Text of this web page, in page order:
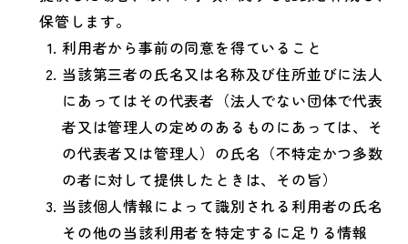
保管します。
利用者から事前の同意を得ていること
当該第三者の氏名又は名称及び住所並びに法人
にあってはその代表者（法人でない団体で代表
者又は管理人の定めのあるものにあっては、そ
の代表者又は管理人）の氏名（不特定かつ多数
の者に対して提供したときは、その旨）
当該個人情報によって識別される利用者の氏名
その他の当該利用者を特定するに足りる情報